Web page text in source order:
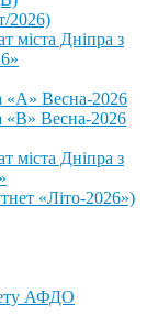
2026)
міста Дніпра з
«А» Весна-2026
«В» Весна-2026
міста Дніпра з
«Літо-2026»)
АФДО